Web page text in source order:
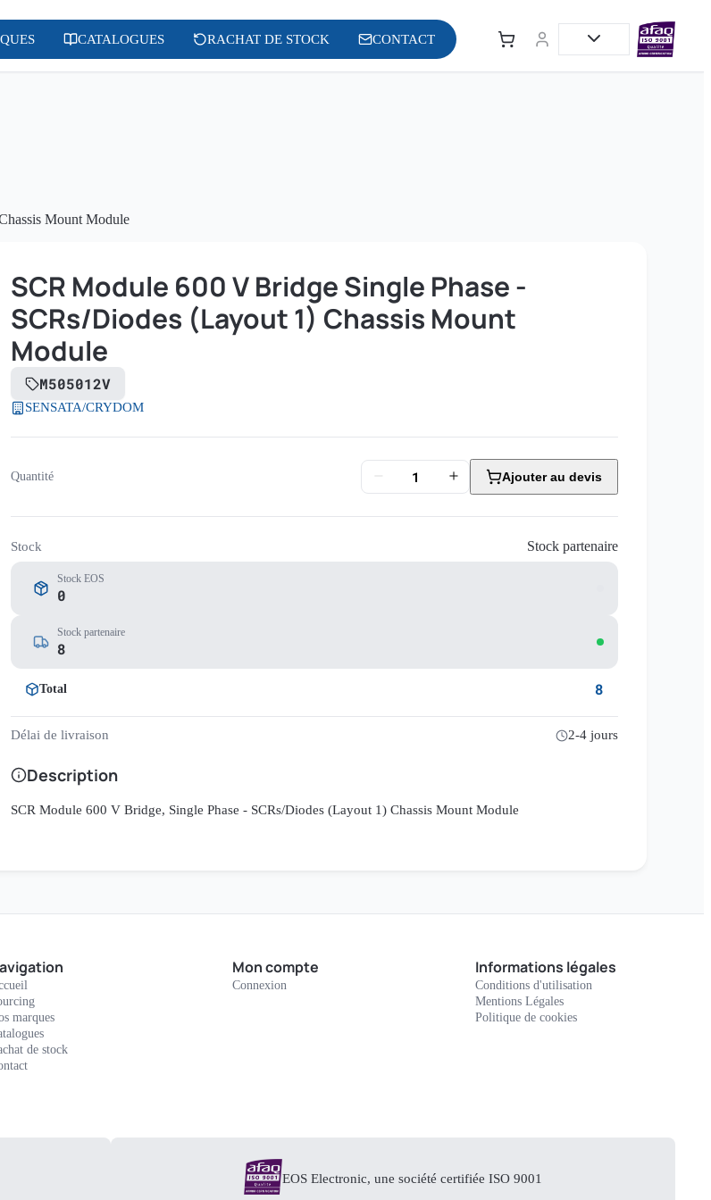
CATALOGUES RACHAT DE STOCK CONTACT
Mount Module
SCR Module 600 V Bridge Single Phase -
SCRs/Diodes (Layout 1) Chassis Mount
Module
M505012V
SENSATA/CRYDOM
Quantité Ajouter au devis
Stock Stock partenaire
Stock EOS
0
Stock partenaire
8
Total 8
Délai de livraison 2-4 jours
Description
SCR Module 600 V Bridge, Single Phase - SCRs/Diodes (Layout 1) Chassis Mount Module
marques
de stock
Mon compte
Connexion
Informations légales
Conditions d'utilisation
Mentions Légales
Politique de cookies
EOS Electronic, une société certifiée ISO 9001